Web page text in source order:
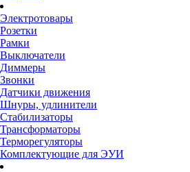
Электротовары
Розетки
Рамки
Выключатели
Диммеры
Звонки
Датчики движения
Шнуры, удлинители
Стабилизаторы
Трансформаторы
Терморегуляторы
Комплектующие для ЭУИ